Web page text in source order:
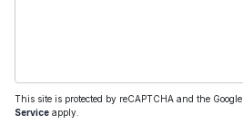
This site is protected by reCAPTCHA and the Google
Service apply.